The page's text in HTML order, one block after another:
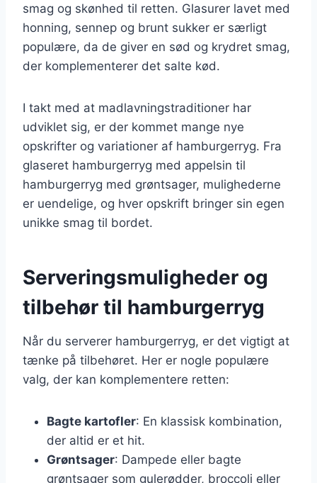
smag og skønhed til retten. Glasurer lavet med
honning, sennep og brunt sukker er særligt
populære, da de giver en sød og krydret smag,
der komplementerer det salte kød.
I takt med at madlavningstraditioner har
udviklet sig, er der kommet mange nye
opskrifter og variationer af hamburgerryg. Fra
glaseret hamburgerryg med appelsin til
hamburgerryg med grøntsager, mulighederne
er uendelige, og hver opskrift bringer sin egen
unikke smag til bordet.
Serveringsmuligheder og
tilbehør til hamburgerryg
Når du serverer hamburgerryg, er det vigtigt at
tænke på tilbehøret. Her er nogle populære
valg, der kan komplementere retten:
Bagte kartofler: En klassisk kombination,
der altid er et hit.
Grøntsager: Dampede eller bagte
grøntsager som gulerødder, broccoli eller